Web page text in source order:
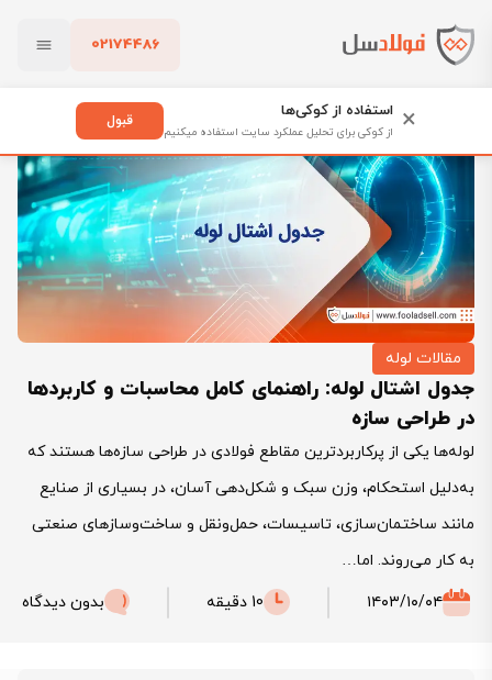
02174486
پاک کردن
فولادسل
جدول اشتال لوله: راهنمای کامل محاسبات و کاربردها در طراحی سازه
مقالات لوله
جدول اشتال لوله: راهنمای کامل محاسبات و کاربردها
در طراحی سازه
لوله‌ها یکی از پرکاربردترین مقاطع فولادی در طراحی سازه‌ها هستند که
به‌دلیل استحکام، وزن سبک و شکل‌دهی آسان، در بسیاری از صنایع
مانند ساختمان‌سازی، تاسیسات، حمل‌ونقل و ساخت‌وسازهای صنعتی
به کار می‌روند. اما…
۱۴۰۳/۱۰/۰۴
10 دقیقه بدون دیدگاه
× استفاده از کوکی‌ها
از کوکی برای تحلیل عملکرد سایت استفاده میکنیم
قبول